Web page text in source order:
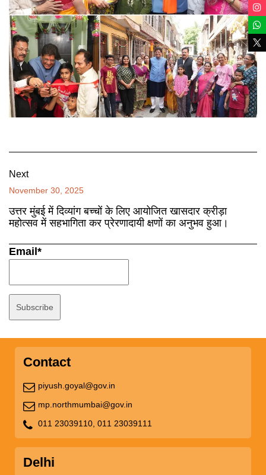
Next
November 30, 2025
उत्तर मुंबई में दिव्यांग बच्चों के लिए आयोजित खासदार क्रीड़ा
महोत्सव में सहभागिता कर प्रेरणादायी क्षणों का अनुभव हुआ।
Email*
Contact
piyush.goyal@gov.in
mp.northmumbai@gov.in
011 23039110, 011 23039111
Delhi